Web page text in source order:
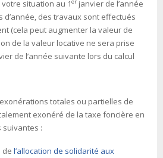
votre situation au 1er janvier de l’année
d’année, des travaux sont effectués
(cela peut augmenter la valeur de
de la valeur locative ne sera prise
de l’année suivante lors du calcul
totales ou partielles de
exonéré de la taxe foncière en
suivantes :
de l’allocation de solidarité aux